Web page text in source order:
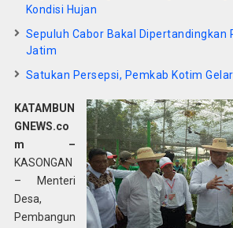
Kondisi Hujan
Sepuluh Cabor Bakal Dipertandingkan
Jatim
Satukan Persepsi, Pemkab Kotim
KATAMBUN
GNEWS.co
m –
KASONGAN
– Menteri
Desa,
Pembangun